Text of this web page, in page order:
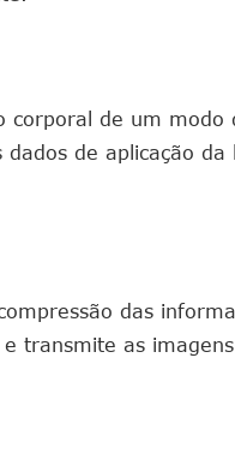
corporal de um
de aplicação
das
transmite as